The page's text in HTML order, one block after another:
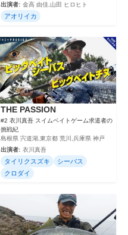
出演者: 金高 由佳,山田 ヒロヒト
アオリイカ
THE PASSION
#2 衣川真吾 スイムベイトゲーム求道者の
挑戦紀
島根県 宍道湖,東京都 荒川,兵庫県 神戸
出演者: 衣川真吾
タイリクスズキ
シーバス
クロダイ